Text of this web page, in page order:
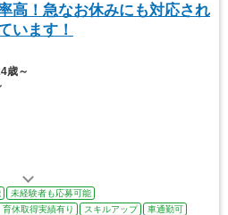
高！急なお休みにも対応され
います！
歳～
未経験者も応募可能
育休取得実績有り スキルアップ
車通勤可